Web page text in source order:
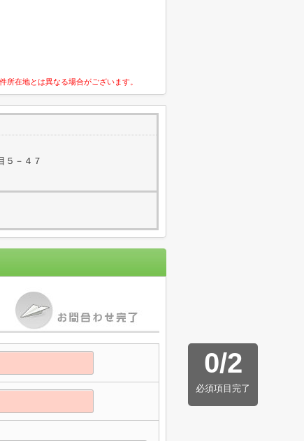
在地とは異なる場合がございます。
５－４７
0/2
必須項目完了